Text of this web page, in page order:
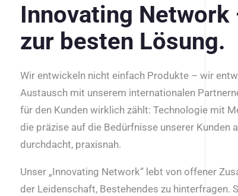
Innovating Network
zur besten Lösung.
Wir entwickeln nicht einfach Produkte – wir
Austausch mit unserem internationalen
für den Kunden wirklich zählt: Technologie mit
die präzise auf die Bedürfnisse unserer Kunden
durchdacht, praxisnah.
Unser „Innovating Network“ lebt von offener
der Leidenschaft, Bestehendes zu hinterfragen.